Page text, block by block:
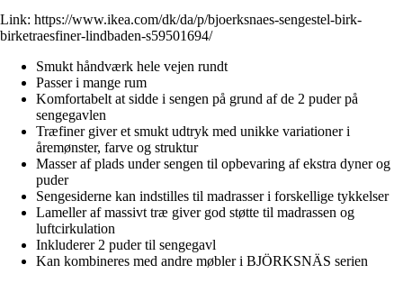
Link: https://www.ikea.com/dk/da/p/bjoerksnaes-sengestel-birk-
birketraesfiner-lindbaden-s59501694/
Smukt håndværk hele vejen rundt
Passer i mange rum
Komfortabelt at sidde i sengen på grund af de 2 puder på
sengegavlen
Træfiner giver et smukt udtryk med unikke variationer i
åremønster, farve og struktur
Masser af plads under sengen til opbevaring af ekstra dyner og
puder
Sengesiderne kan indstilles til madrasser i forskellige tykkelser
Lameller af massivt træ giver god støtte til madrassen og
luftcirkulation
Inkluderer 2 puder til sengegavl
Kan kombineres med andre møbler i BJÖRKSNÄS serien